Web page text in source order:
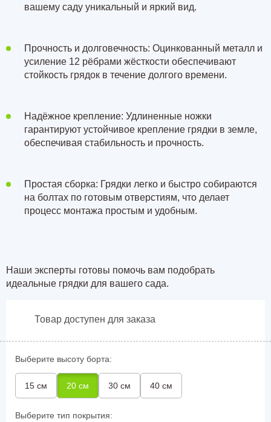
вашему саду уникальный и яркий вид.
Прочность и долговечность: Оцинкованный металл и
усиление 12 рёбрами жёсткости обеспечивают
стойкость грядок в течение долгого времени.
Надёжное крепление: Удлиненные ножки
гарантируют устойчивое крепление грядки в земле,
обеспечивая стабильность и прочность.
Простая сборка: Грядки легко и быстро собираются
на болтах по готовым отверстиям, что делает
процесс монтажа простым и удобным.
Наши эксперты готовы помочь вам подобрать
идеальные грядки для вашего сада.
Товар доступен для заказа
Выберите высоту борта:
15 см 20 см 30 см 40 см
Выберите тип покрытия: